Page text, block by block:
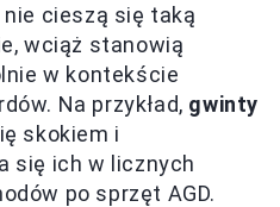
cieszą się taką
wciąż stanowią
w kontekście
Na przykład, gwinty
skokiem i
się ich w licznych
po sprzęt AGD.